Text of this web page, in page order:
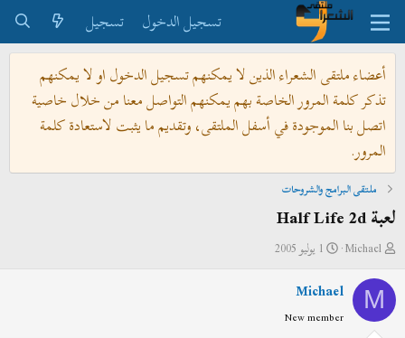
تسجيل الدخول
تسجيل
أعضاء ملتقى الشعراء الذين لا يمكنهم تسجيل الدخول او لا يمكنهم
تذكر كلمة المرور الخاصة بهم يمكنهم التواصل معنا من خلال خاصية
اتصل بنا الموجودة في أسفل الملتقى، وتقديم ما يثبت لاستعادة كلمة
المرور.
ملتقى البرامج والشروحات
لعبة Half Life 2d
ب
د
ئ
Michael
ت
ر
1 يوليو 2005
M
Michael
New member